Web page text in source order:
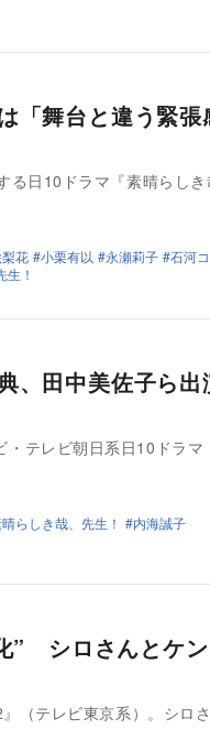
「舞台と違う緊
る日10ドラマ『素晴らし
花 小栗有以 永瀬莉子
石河
生！
、田中美佐子ら
テレビ朝日系日10ドラマ
らしき哉、先生！ 内海誠子
” シロさんとケ
（テレビ東京系）。シロ